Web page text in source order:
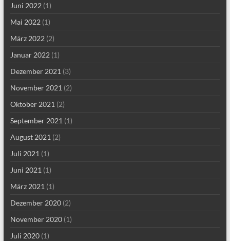
Juni 2022(1)
Mai 2022(1)
März 2022(2)
Januar 2022(1)
Dezember 2021 (3)
November 2021 (2)
Oktober 2021 (2)
September 2021 (1)
August 2021 (2)
Juli 2021 (1)
Juni 2021 (1)
März 2021 (1)
Dezember 2020(2)
November 2020(1)
Juli 2020(1)